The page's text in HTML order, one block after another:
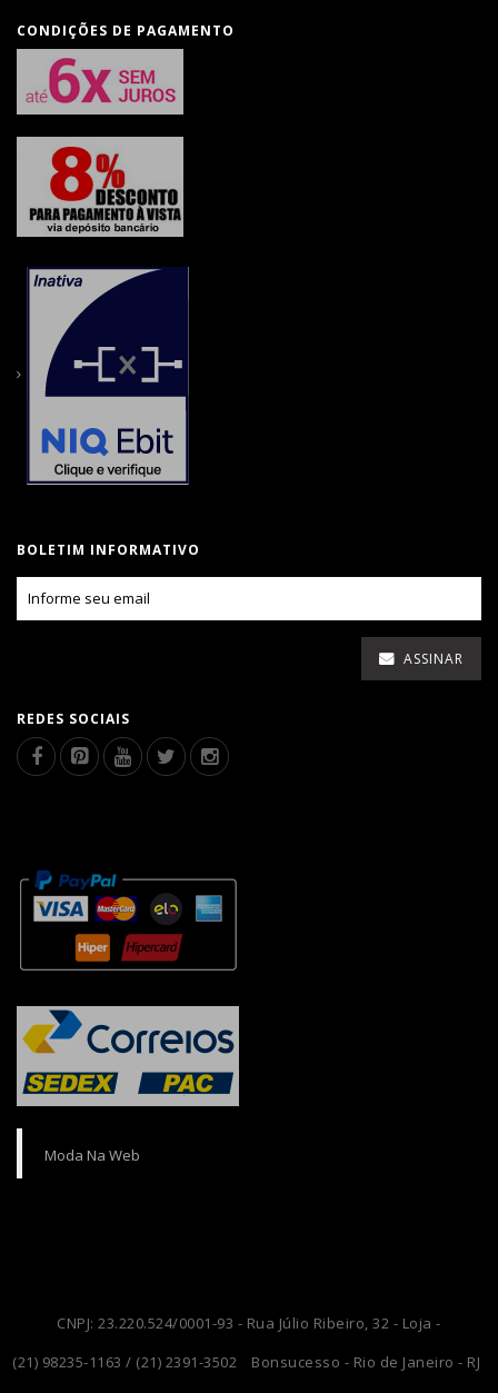
CONDIÇÕES DE PAGAMENTO
BOLETIM INFORMATIVO
ASSINAR
REDES SOCIAIS
Moda Na Web
CNPJ: 23.220.524/0001-93 - Rua Júlio Ribeiro, 32 - Loja -
Bonsucesso - Rio de Janeiro - RJ
(21) 98235-1163 / (21) 2391-3502